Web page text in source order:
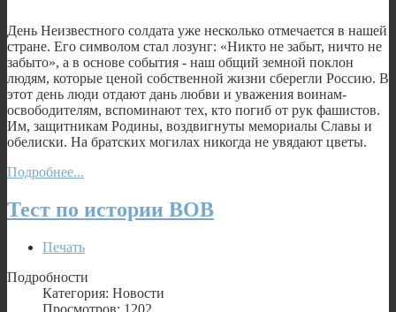
День Неизвестного солдата уже несколько отмечается в нашей
стране. Его символом стал лозунг: «Никто не забыт, ничто не
забыто», а в основе события - наш общий земной поклон
людям, которые ценой собственной жизни сберегли Россию. В
этот день люди отдают дань любви и уважения воинам-
освободителям, вспоминают тех, кто погиб от рук фашистов.
Им, защитникам Родины, воздвигнуты мемориалы Славы и
обелиски. На братских могилах никогда не увядают цветы.
Подробнее...
Тест по истории ВОВ
Печать
Подробности
Категория: Новости
Просмотров: 1202